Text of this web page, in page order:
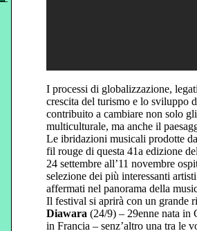
I processi di globalizzazione,
crescita del turismo e lo sviluppo
contribuito a cambiare non solo
multiculturale, ma anche il
Le ibridazioni musicali prodotte
fil rouge di questa 41a edizione
24 settembre all’11 novembre
selezione dei più interessanti
affermati nel panorama della
Il festival si aprirà con un grande
Diawara (24/9) – 29enne nata in
in Francia – senz’altro una tra le